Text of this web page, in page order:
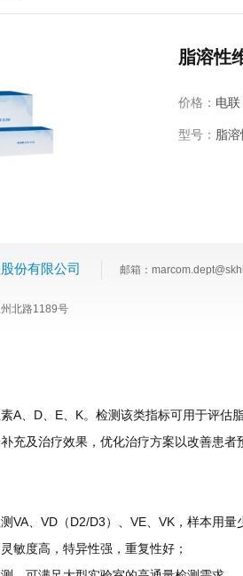
脂溶性
价格： 电联
型号： 脂
份有限公司 邮箱：
北路1189号
A、D、E、K。检测该类指标可用于评
充及治疗效果，优化治疗方案以改善患者
VA、VD（D2/D3）、VE、VK，样本用
敏度高，特异性强，重复性好；